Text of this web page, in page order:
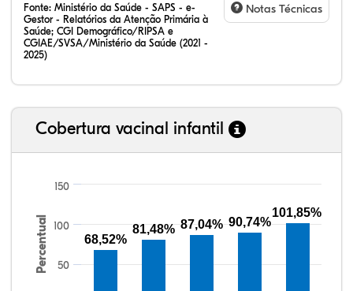
Fonte: Ministério da Saúde - SAPS - e-
Gestor - Relatórios da Atenção Primária à
Saúde; CGI Demográfico/RIPSA e
CGIAE/SVSA/Ministério da Saúde (2021 -
2025)
Notas Técnicas
Cobertura vacinal infantil
Percentual 50
100
150
68,52%
81,48% 87,04% 90,74%
101,85%